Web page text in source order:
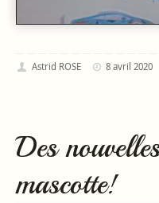
Astrid ROSE 8 avril 2020
Des
mascotte!